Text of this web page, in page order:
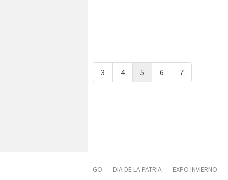
3 4 5 6 7
GO DIA DE LA PATRIA EXPO INVIERNO